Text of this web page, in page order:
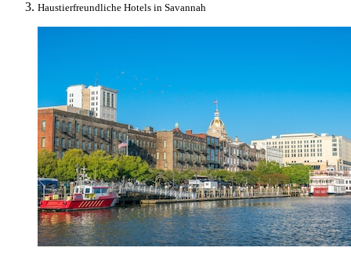
Haustierfreundliche Hotels in Savannah